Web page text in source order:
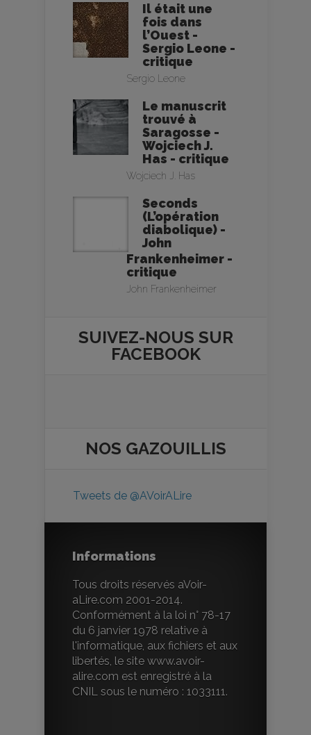
Il était une
fois dans
l’Ouest -
Sergio Leone -
critique
Sergio Leone
Le manuscrit
trouvé à
Saragosse -
Wojciech J.
Has - critique
Wojciech J. Has
Seconds
(L’opération
diabolique) -
John
Frankenheimer -
critique
John Frankenheimer
SUIVEZ-NOUS SUR
FACEBOOK
NOS GAZOUILLIS
Tweets de @AVoirALire
Informations
Tous droits réservés aVoir-
aLire.com 2001-2014.
Conformément à la loi n° 78-17
du 6 janvier 1978 relative à
l'informatique, aux fichiers et aux
libertés, le site www.avoir-
alire.com est enregistré à la
CNIL sous le numéro : 1033111.